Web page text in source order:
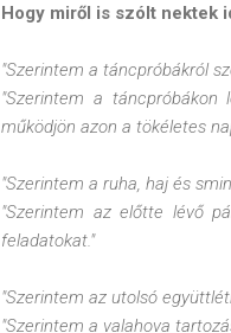
Hogy miről is szólt nektek
"Szerintem a táncpróbákról
"Szerintem a táncpróbákon
működjön azon a tökéletes
"Szerintem a ruha, haj és
"Szerintem az előtte lévő
feladatokat."
"Szerintem az utolsó
"Szerintem a valahova